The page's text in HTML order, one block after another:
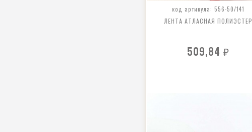
код артикула: 556-50/141
ЛЕНТА АТЛАСНАЯ ПОЛИЭСТЕР
509,84₽